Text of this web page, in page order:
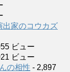
出家のコウカズ
ビュー
ビュー
の相性 - 2,897